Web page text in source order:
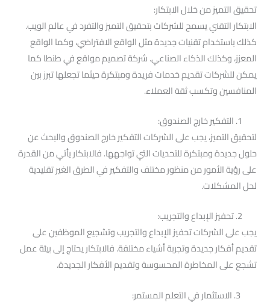
تحقيق التميز من خلال الابتكار:
الابتكار التقني يسمح للشركات بتحقيق التميز والتفرد في عالم الويب.
كذلك باستخدام تقنيات جديدة مثل الواقع الافتراضي، وكما الواقع
المعزز، وكذلك الذكاء الصناعي. شركة تصميم مواقع في طنطا كما
يمكن للشركات تقديم خدمات فريدة ومبتكرة حيثما تجعلها تبرز بين
المنافسين وتكسب ثقة العملاء.
لتحقيق التميز، يجب على الشركات التفكير خارج الصندوق والبحث عن
حلول جديدة ومبتكرة للتحديات التي تواجهها. فالابتكار يأتي من القدرة
على رؤية الأمور من منظور مختلف والتفكير في الطرق الغير تقليدية
لحل المشكلات.
يجب على الشركات تحفيز الإبداع والتجريب وتشجيع الموظفين على
تقديم أفكار جديدة وتجربة أشياء مختلفة. فالابتكار يحتاج إلى بيئة عمل
تشجع على المخاطرة المحسوسة وتقديم الأفكار الجديدة.